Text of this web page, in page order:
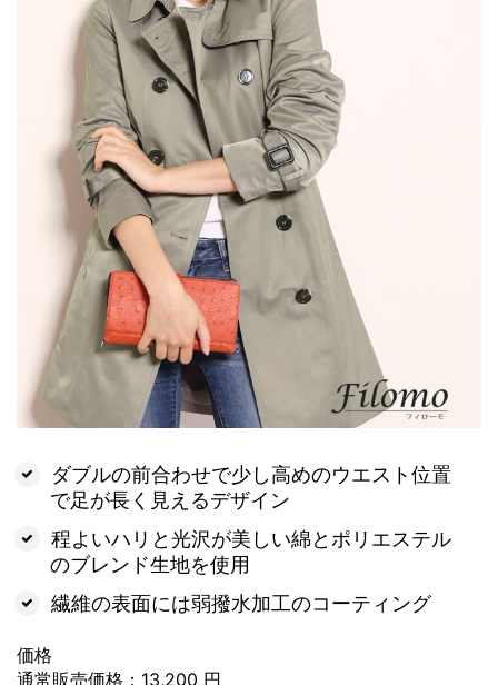
ダブルの前合わせで少し高めのウエスト位置
で足が長く見えるデザイン
程よいハリと光沢が美しい綿とポリエステル
のブレンド生地を使用
繊維の表面には弱撥水加工のコーティング
価格
通常販売価格：13,200 円